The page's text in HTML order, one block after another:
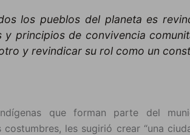
los pueblos del planeta es
y principios de convivencia
y revindicar su rol como un
que forman parte del
les sugirió crear “una